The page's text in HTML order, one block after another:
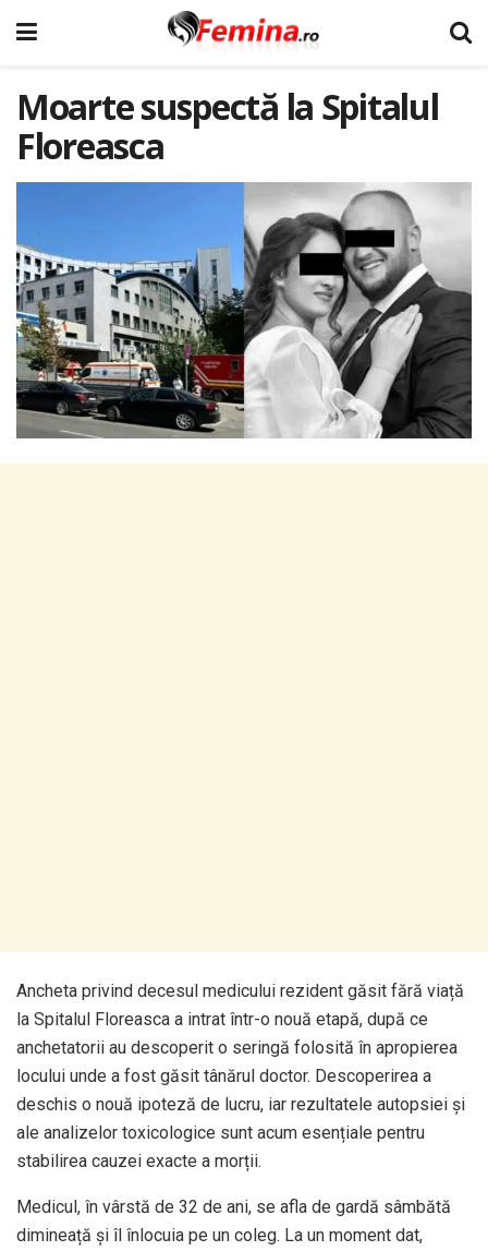
Moarte suspectă la Spitalul
Floreasca
Ancheta privind decesul medicului rezident găsit fără viață
la Spitalul Floreasca a intrat într-o nouă etapă, după ce
anchetatorii au descoperit o seringă folosită în apropierea
locului unde a fost găsit tânărul doctor. Descoperirea a
deschis o nouă ipoteză de lucru, iar rezultatele autopsiei și
ale analizelor toxicologice sunt acum esențiale pentru
stabilirea cauzei exacte a morții.
Medicul, în vârstă de 32 de ani, se afla de gardă sâmbătă
dimineață și îl înlocuia pe un coleg. La un moment dat,